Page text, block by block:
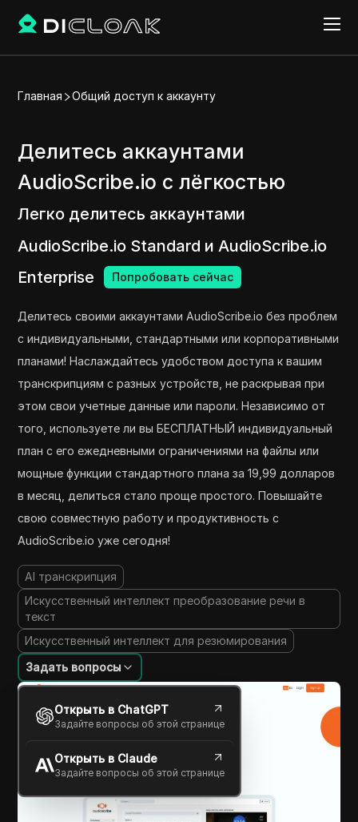
Главная Общий доступ к аккаунту
Делитесь аккаунтами
AudioScribe.io с лёгкостью
Легко делитесь аккаунтами
AudioScribe.io Standard и AudioScribe.io
Enterprise
Попробовать сейчас
Делитесь своими аккаунтами AudioScribe.io без проблем
с индивидуальными, стандартными или корпоративными
планами! Наслаждайтесь удобством доступа к вашим
транскрипциям с разных устройств, не раскрывая при
этом свои учетные данные или пароли. Независимо от
того, используете ли вы БЕСПЛАТНЫЙ индивидуальный
план с его ежедневными ограничениями на файлы или
мощные функции стандартного плана за 19,99 долларов
в месяц, делиться стало проще простого. Повышайте
свою совместную работу и продуктивность с
AudioScribe.io уже сегодня!
AI транскрипция
Искусственный интеллект преобразование речи в
текст
Искусственный интеллект для резюмирования
Задать вопросы
Открыть в ChatGPT
Задайте вопросы об этой странице
Открыть в Claude
Задайте вопросы об этой странице